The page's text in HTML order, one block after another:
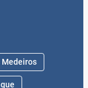
Medeiros